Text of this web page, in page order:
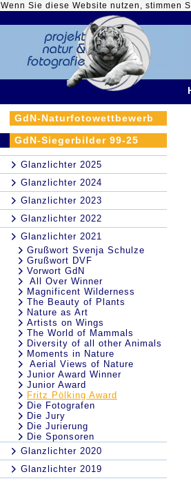
Wenn Sie diese Website nutzen, stimmen
GdN-Naturfotowettbewerb
GdN-Siegerbilder 99-25
Glanzlichter 2025
Glanzlichter 2024
Glanzlichter 2023
Glanzlichter 2022
Glanzlichter 2021
Grußwort Svenja Schulze
Grußwort DVF
Vorwort GdN
All Over Winner
Magnificent Wilderness
The Beauty of Plants
Nature as Art
Artists on Wings
The World of Mammals
Diversity of all other Animals
Moments in Nature
Aerial Views of Nature
Junior Award Winner
Junior Award
Fritz Pölking Award
Die Fotografen
Die Jury
Die Jurierung
Die Sponsoren
Glanzlichter 2020
Glanzlichter 2019